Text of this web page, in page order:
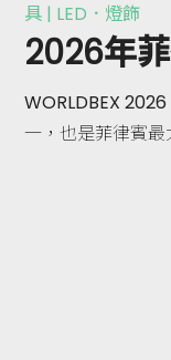
具 | LED．燈飾
2026年
WORLDBEX
一，也是菲律賓最